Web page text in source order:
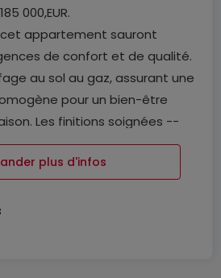
000,EUR.
appartement sauront
de confort et de qualité.
au sol au gaz, assurant une
pour un bien-être
Les finitions soignées --
sélectionnés avec
une véritable touche de
ressemble vraiment, vous
personnaliser certains
d'un emplacement
plus d'infos